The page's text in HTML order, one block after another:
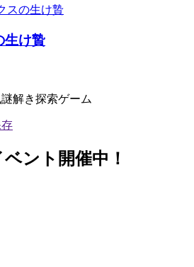
生け贄
解き探索ゲーム
ント開催中！